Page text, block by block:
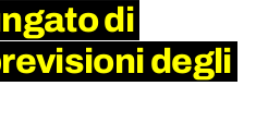
di
degli